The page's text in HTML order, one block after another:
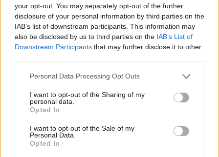
your opt-out. You may separately opt-out of the further
disclosure of your personal information by third parties on the
IAB’s list of downstream participants. This information may
also be disclosed by us to third parties on the IAB’s List of
Downstream Participants that may further disclose it to other
Please note that this website/app uses one or more Google
not limited to your visit or usage behaviour. You may click to
grant or deny consent to Google and its third-party tags to
use your data for below specified purposes in below Google
consent section.
Personal Data Processing Opt Outs
I want to opt-out of the Sharing of my
personal data.
Opted In
I want to opt-out of the Sale of my
Personal Data.
Opted In
ΔΙΑΤΡΟΦΗ08·08·2026 08:30